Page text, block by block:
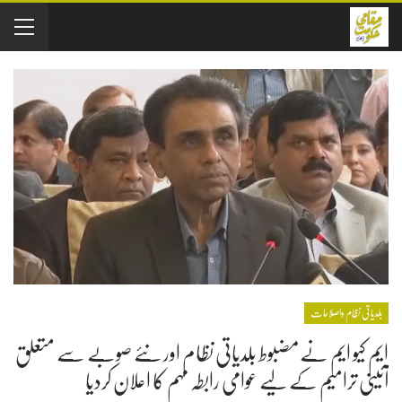
بلدیاتی نظام واصلاحات
ایم کیو ایم نےمضبوط بلدیاتی نظام اور نئے صوبے سے متعلق
آئینی ترامیم کے لیے عوامی رابطہ مہم کا اعلان کردیا